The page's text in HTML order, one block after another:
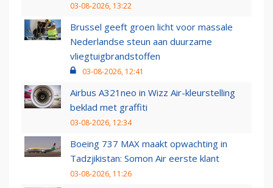
03-08-2026, 13:22
Brussel geeft groen licht voor massale
Nederlandse steun aan duurzame
vliegtuigbrandstoffen
03-08-2026, 12:41
Airbus A321neo in Wizz Air-kleurstelling
beklad met graffiti
03-08-2026, 12:34
Boeing 737 MAX maakt opwachting in
Tadzjikistan: Somon Air eerste klant
03-08-2026, 11:26